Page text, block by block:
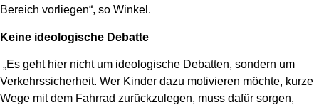
Bereich vorliegen“, so Winkel.
Keine ideologische Debatte
„Es geht hier nicht um ideologische Debatten, sondern um
Verkehrssicherheit. Wer Kinder dazu motivieren möchte, kurze
Wege mit dem Fahrrad zurückzulegen, muss dafür sorgen,